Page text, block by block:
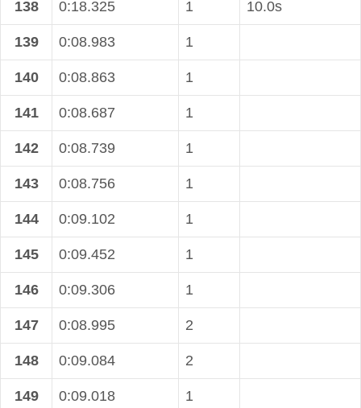
138 0:18.325 1 10.0s
139 0:08.983 1
140 0:08.863 1
141 0:08.687 1
142 0:08.739 1
143 0:08.756 1
144 0:09.102 1
145 0:09.452 1
146 0:09.306 1
147 0:08.995 2
148 0:09.084 2
149 0:09.018 1